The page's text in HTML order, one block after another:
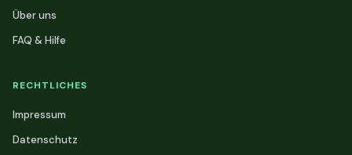
Über uns
FAQ & Hilfe
RECHTLICHES
Impressum
Datenschutz